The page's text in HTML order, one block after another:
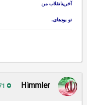
آخرينانقلاب من‏
تو بوده‏اى.
Himmler